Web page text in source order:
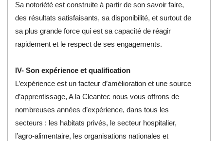
Sa notoriété est construite à partir de son savoir faire,
des résultats satisfaisants, sa disponibilité, et surtout de
sa plus grande force qui est sa capacité de réagir
rapidement et le respect de ses engagements.
IV- Son expérience et qualification
L’expérience est un facteur d’amélioration et une source
d’apprentissage, A la Cleantec nous vous offrons de
nombreuses années d’expérience, dans tous les
secteurs : les habitats privés, le secteur hospitalier,
l’agro-alimentaire, les organisations nationales et